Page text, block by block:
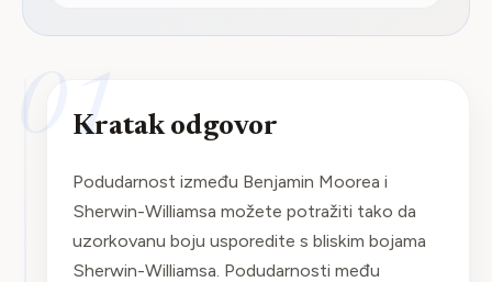
01
Kratak odgovor
Podudarnost između Benjamin Moorea i
Sherwin-Williamsa možete potražiti tako da
uzorkovanu boju usporedite s bliskim bojama
Sherwin-Williamsa. Podudarnosti među